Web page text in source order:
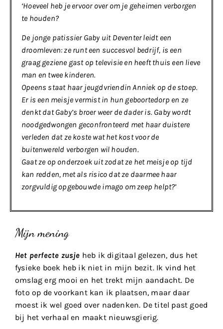
‘Hoeveel heb je ervoor over om je geheimen verborgen
te houden?
De jonge patissier Gaby uit Deventer leidt een
droomleven: ze runt een succesvol bedrijf, is een
graag geziene gast op televisie en heeft thuis een lieve
man en twee kinderen.
Opeens staat haar jeugdvriendin Anniek op de stoep.
Er is een meisje vermist in hun geboortedorp en ze
denkt dat Gaby’s broer weer de dader is. Gaby wordt
noodgedwongen geconfronteerd met haar duistere
verleden dat ze koste wat het kost voor de
buitenwereld verborgen wil houden.
Gaat ze op onderzoek uit zodat ze het meisje op tijd
kan redden, met als risico dat ze daarmee haar
zorgvuldig opgebouwde imago om zeep helpt?’
Mijn mening
Het perfecte zusje heb ik digitaal gelezen, dus het
fysieke boek heb ik niet in mijn bezit. Ik vind het
omslag erg mooi en het trekt mijn aandacht. De
foto op de voorkant kan ik plaatsen, maar daar
moest ik wel goed over nadenken. De titel past goed
bij het verhaal en maakt nieuwsgierig.